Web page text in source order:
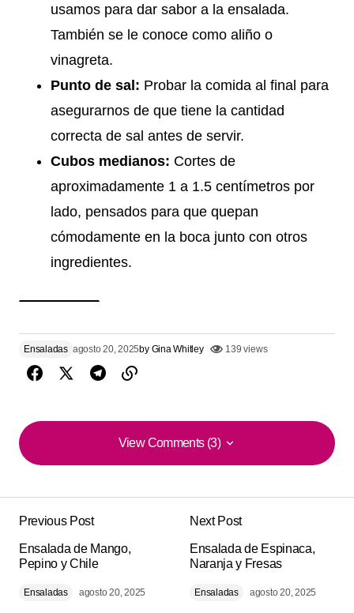
usamos para dar sabor a la ensalada.
También se le conoce como aliño o
vinagreta.
Punto de sal: Probar la comida al final para
asegurarnos de que tiene la cantidad
correcta de sal antes de servir.
Cubos medianos: Cortes de
aproximadamente 1 a 1.5 centímetros por
lado, pensados para que quepan
cómodamente en la boca junto con otros
ingredientes.
Ensaladas agosto 20, 2025by Gina Whitley 139 views
View Comments (3)
View Comments (3)
¡Qué delicia! esta de ‘Ensalada de Garbanzos y
Pepino’ . quedó muy rendidora y perfecta para
compartir. nos encantó a todos.
Pierluigi G.
Previous Post
Ensalada de Mango,
Pepino y Chile
Ensaladas agosto 20, 2025
Next Post
Ensalada de Espinaca,
Naranja y Fresas
Ensaladas agosto 20, 2025